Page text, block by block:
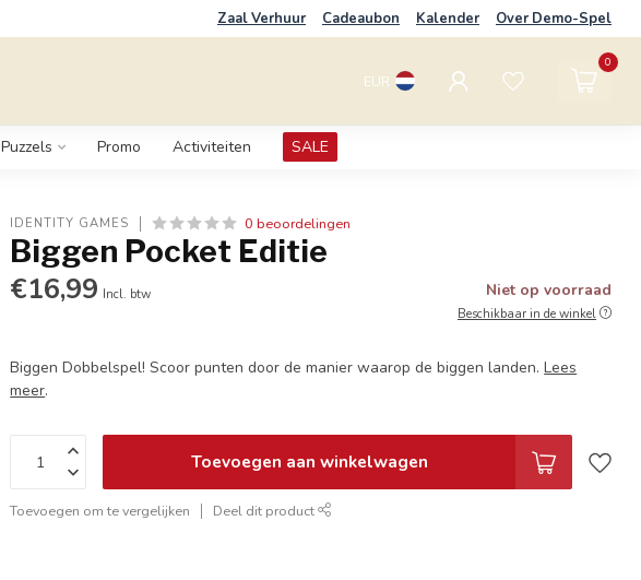
Zaal Verhuur Cadeaubon Kalender Over Demo-Spel
EUR
0
Puzzels Promo Activiteiten SALE
IDENTITY GAMES 0 beoordelingen
Biggen Pocket Editie
€16,99 Incl. btw Niet op voorraad
Beschikbaar in de winkel
Biggen Dobbelspel! Scoor punten door de manier waarop de biggen landen.Lees
meer.
Toevoegen aan winkelwagen
Toevoegen om te vergelijken Deel dit product